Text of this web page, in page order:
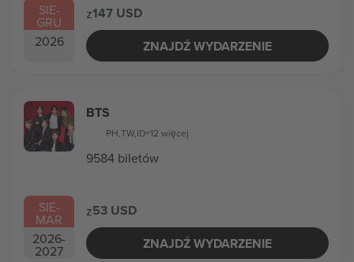
SIE-
GRU
2026
z147 USD
ZNAJDŹ WYDARZENIE
SIE-
MAR
2026-
2027
BTS
PH,TW,ID+12 więcej
9584 biletów
z53 USD
ZNAJDŹ WYDARZENIE